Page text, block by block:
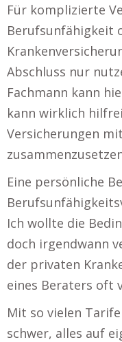
Für komplizierte
Berufsunfähigkeit
Abschluss nur
Fachmann kann
kann wirklich
Versicherungen
Eine persönliche
Ich wollte die
doch irgendwann
der privaten
eines Beraters oft
Mit so vielen
schwer, alles auf